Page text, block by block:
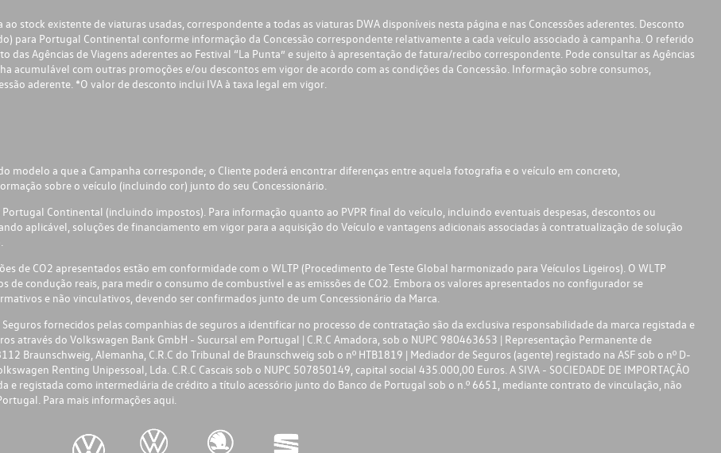
stock existente de viaturas usadas, correspondente a todas as viaturas DWA disponíveis nesta página e nas Concessões aderentes. Desconto
para Portugal Continental conforme informação da Concessão correspondente relativamente a cada veículo associado à campanha. O referido
Agências de Viagens aderentes ao Festival “La Punta” e sujeito à apresentação de fatura/recibo correspondente. Pode consultar as Agências
acumulável com outras promoções e/ou descontos em vigor de acordo com as condições da Concessão. Informação sobre consumos,
aderente. *O valor de desconto inclui IVA à taxa legal em vigor.
modelo a que a Campanha corresponde; o Cliente poderá encontrar diferenças entre aquela fotografia e o veículo em concreto,
sobre o veículo (incluindo cor) junto do seu Concessionário.
Continental (incluindo impostos). Para informação quanto ao PVPR final do veículo, incluindo eventuais despesas, descontos ou
aplicável, soluções de financiamento em vigor para a aquisição do Veículo e vantagens adicionais associadas à contratualização de solução
de CO2 apresentados estão em conformidade com o WLTP (Procedimento de Teste Global harmonizado para Veículos Ligeiros). O WLTP
condução reais, para medir o consumo de combustível e as emissões de CO2. Embora os valores apresentados no configurador se
e não vinculativos, devendo ser confirmados junto de um Concessionário da Marca.
fornecidos pelas companhias de seguros a identificar no processo de contratação são da exclusiva responsabilidade da marca registada e
através do Volkswagen Bank GmbH - Sucursal em Portugal | C.R.C Amadora, sob o NUPC 980463653 | Representação Permanente de
Braunschweig, Alemanha, C.R.C do Tribunal de Braunschweig sob o nº HTB1819 | Mediador de Seguros (agente) registado na ASF sob o nº D-
Renting Unipessoal, Lda. C.R.C Cascais sob o NUPC 507850149, capital social 435.000,00 Euros. A SIVA - SOCIEDADE DE IMPORTAÇÃO
e registada como intermediária de crédito a título acessório junto do Banco de Portugal sob o n.º 6651, mediante contrato de vinculação, não
Para mais informações aqui.